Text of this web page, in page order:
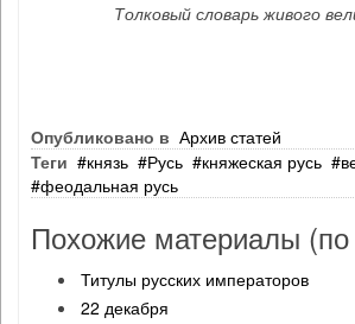
Толковый словарь живого
Опубликовано в Архив статей
Теги
князь Русь княжеская русь
феодальная русь
Похожие материалы (по
Титулы русских императоров
22 декабря